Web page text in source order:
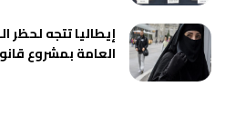
إيطاليا تتجه لحظر
العامة بمشروع